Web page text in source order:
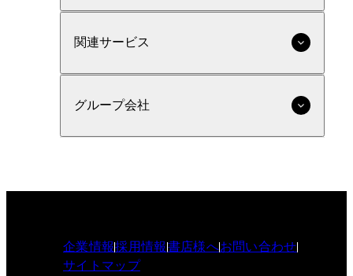
関連サービス
グループ会社
企業情報採用情報書店様へお問い合わせ
サイトマップ